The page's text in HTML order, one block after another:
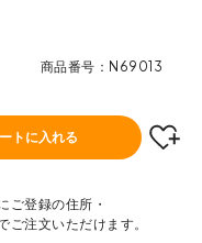
商品番号 N69013
トに入れる
ご登録の住所・
ご注文いただけます。